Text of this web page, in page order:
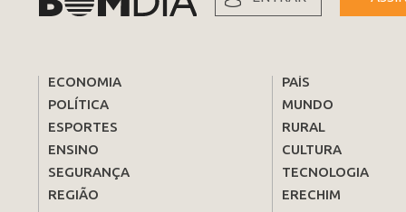
ECONOMIA
POLÍTICA
ESPORTES
ENSINO
SEGURANÇA
REGIÃO
PAÍS
MUNDO
RURAL
CULTURA
TECNOLOGIA
ERECHIM